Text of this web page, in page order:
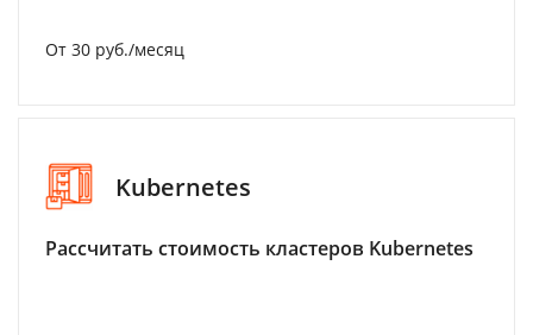
От 30 руб./месяц
Kubernetes
Рассчитать стоимость кластеров Kubernetes